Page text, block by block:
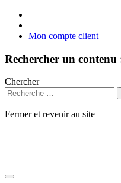
Mon compte client
Rechercher un contenu
Chercher
Fermer et revenir au site